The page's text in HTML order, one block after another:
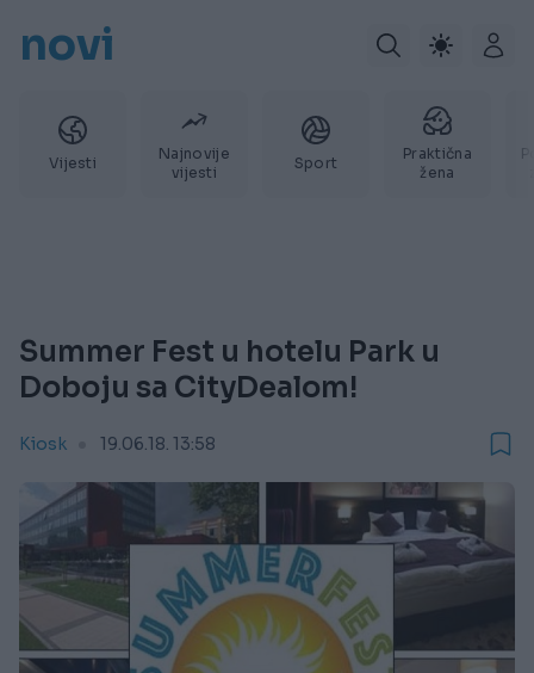
novi
Vijesti
Najnovije
vijesti
Sport
Praktična
žena
Summer Fest u hotelu Park u
Doboju sa CityDealom!
Kiosk 19.06.18. 13:58